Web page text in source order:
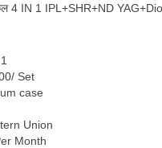
4 IN 1 IPL+SHR+ND
Set
case
Union
Month